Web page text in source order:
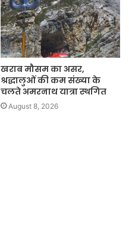
खराब मौसम का असर,
श्रद्धालुओं की कम संख्या के
चलते अमरनाथ यात्रा स्थगित
August 8, 2026